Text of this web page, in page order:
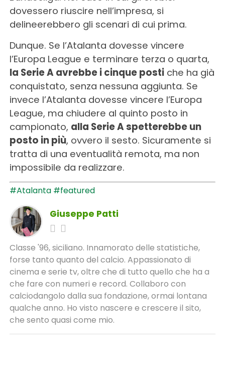
dovessero riuscire nell’impresa, si
delineerebbero gli scenari di cui prima.
Dunque. Se l’Atalanta dovesse vincere
l’Europa League e terminare terza o quarta,
la Serie A avrebbe i cinque postiche ha già
conquistato, senza nessuna aggiunta. Se
invece l’Atalanta dovesse vincere l’Europa
League, ma chiudere al quinto posto in
campionato, alla Serie A spetterebbe un
posto in più, ovvero il sesto. Sicuramente si
tratta di una eventualità remota, ma non
impossibile da realizzare.
#Atalanta #featured
Giuseppe Patti
Classe '96, siciliano. Innamorato delle statistiche,
forse tanto quanto del calcio. Appassionato di
cinema e serie tv, oltre che di tutto quello che ha a
che fare con numeri e record. Collaboro con
calciodangolo dalla sua fondazione, ormai lontana
qualche anno. Ho visto nascere e crescere il sito,
che sento quasi come mio.